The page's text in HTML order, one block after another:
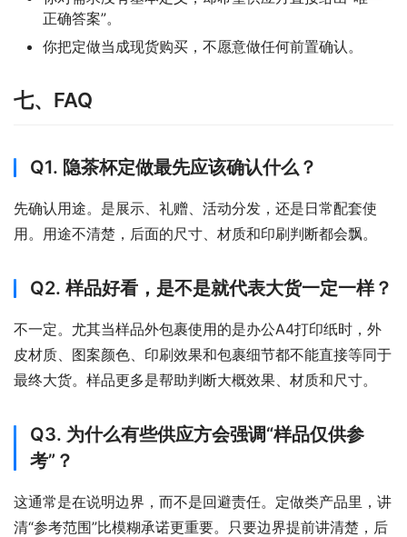
正确答案”。
你把定做当成现货购买，不愿意做任何前置确认。
七、FAQ
Q1. 隐茶杯定做最先应该确认什么？
先确认用途。是展示、礼赠、活动分发，还是日常配套使
用。用途不清楚，后面的尺寸、材质和印刷判断都会飘。
Q2. 样品好看，是不是就代表大货一定一样？
不一定。尤其当样品外包裹使用的是办公A4打印纸时，外
皮材质、图案颜色、印刷效果和包裹细节都不能直接等同于
最终大货。样品更多是帮助判断大概效果、材质和尺寸。
Q3. 为什么有些供应方会强调“样品仅供参
考”？
这通常是在说明边界，而不是回避责任。定做类产品里，讲
清“参考范围”比模糊承诺更重要。只要边界提前讲清楚，后